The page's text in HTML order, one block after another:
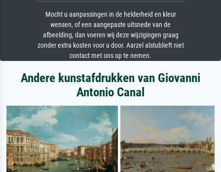
Mocht u aanpassingen in de helderheid en kleur
wensen, of een aangepaste uitsnede van de
afbeelding, dan voeren wij deze wijzigingen graag
zonder extra kosten voor u door. Aarzel alstublieft niet
contact met ons op te nemen.
Andere kunstafdrukken van Giovanni
Antonio Canal